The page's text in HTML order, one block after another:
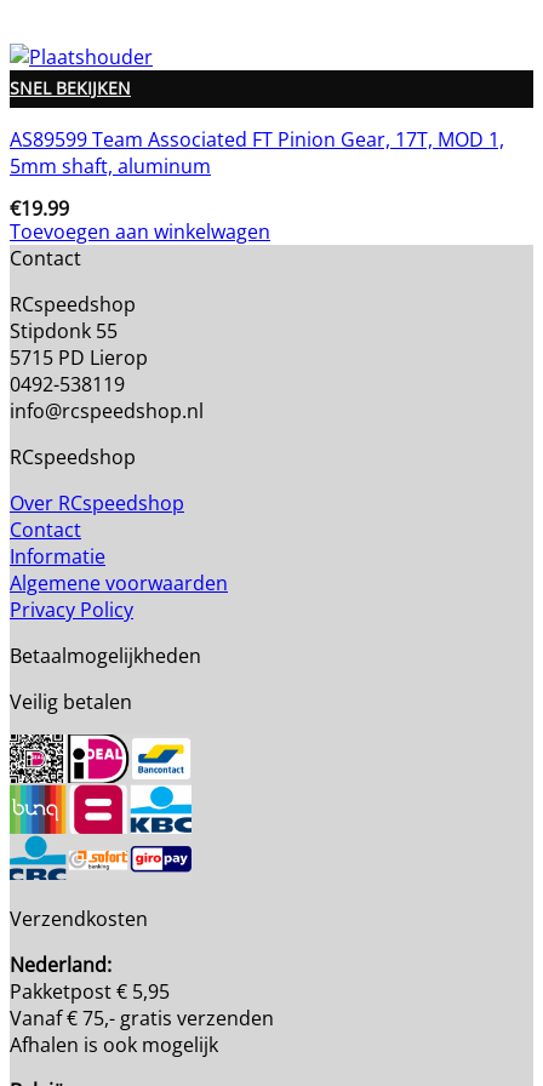
SNEL BEKIJKEN
AS89599 Team Associated FT Pinion Gear, 17T, MOD 1,
5mm shaft, aluminum
€19.99
Toevoegen aan winkelwagen
Contact
RCspeedshop
Stipdonk 55
5715 PD Lierop
0492-538119
info@rcspeedshop.nl
RCspeedshop
Over RCspeedshop
Contact
Informatie
Algemene voorwaarden
Privacy Policy
Betaalmogelijkheden
Veilig betalen
Verzendkosten
Nederland:
Pakketpost € 5,95
Vanaf € 75,- gratis verzenden
Afhalen is ook mogelijk